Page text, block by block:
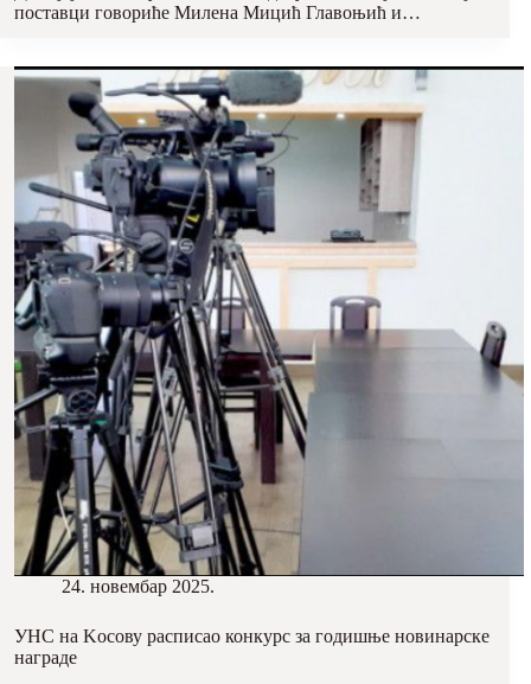
поставци говориће Милена Мицић Главоњић и…
24. новембар 2025.
УНС на Kосову расписао конкурс за годишње новинарске
награде